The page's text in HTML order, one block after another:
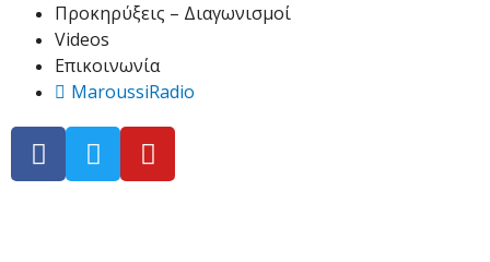
Προκηρύξεις – Διαγωνισμοί
Videos
Επικοινωνία
MaroussiRadio